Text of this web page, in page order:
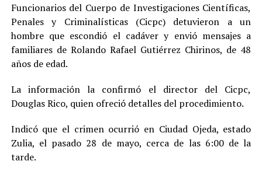
Funcionarios del Cuerpo de Investigaciones Científicas,
Penales y Criminalísticas (Cicpc) detuvieron a un
hombre que escondió el cadáver y envió mensajes a
familiares de Rolando Rafael Gutiérrez Chirinos, de 48
años de edad.
La información la confirmó el director del Cicpc,
Douglas Rico, quien ofreció detalles del procedimiento.
Indicó que el crimen ocurrió en Ciudad Ojeda, estado
Zulia, el pasado 28 de mayo, cerca de las 6:00 de la
tarde.